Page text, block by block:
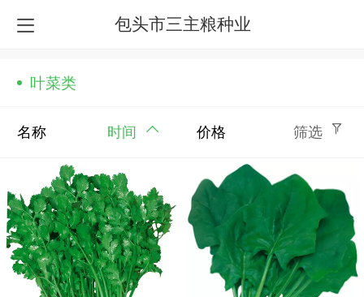
包头市三主粮种业
叶菜类
名称 时间 价格 筛选